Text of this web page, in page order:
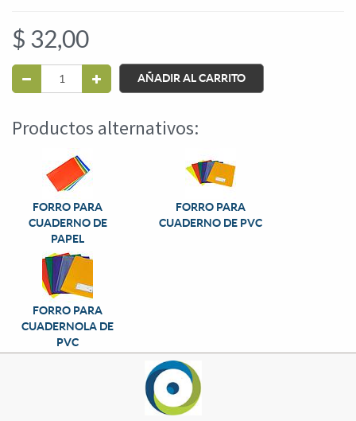
$ 32,00
AÑADIR AL CARRITO
Productos alternativos:
FORRO PARA
CUADERNO DE
PAPEL
FORRO PARA
CUADERNO DE PVC
FORRO PARA
CUADERNOLA DE
PVC